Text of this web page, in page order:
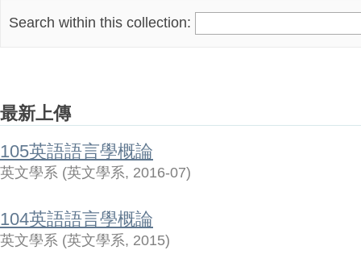
Search within this collection:
最新上傳
105英語語言學概論
英文學系 (英文學系, 2016-07)
104英語語言學概論
英文學系 (英文學系, 2015)